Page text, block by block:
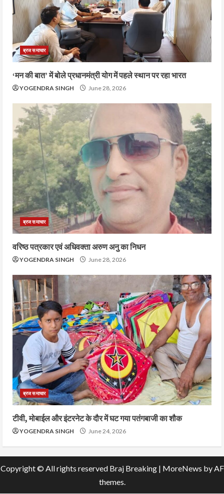
ब्रज समाचार
‘मन की बात’ में बोले प्रधानमंत्री योग में पहले स्थान पर रहा भारत
YOGENDRA SINGH June 28, 2026
ब्रज समाचार
वरिष्ठ पत्रकार एवं अधिवक्ता अरुण अनु का निधन
YOGENDRA SINGH June 28, 2026
ब्रज समाचार
टीवी, मोबाईल और इंटरनेट के दौर में घट गया पतंगबाजी का शौक
YOGENDRA SINGH June 24, 2026
Copyright © All rights reserved Braj Breaking | MoreNews by AF
themes.